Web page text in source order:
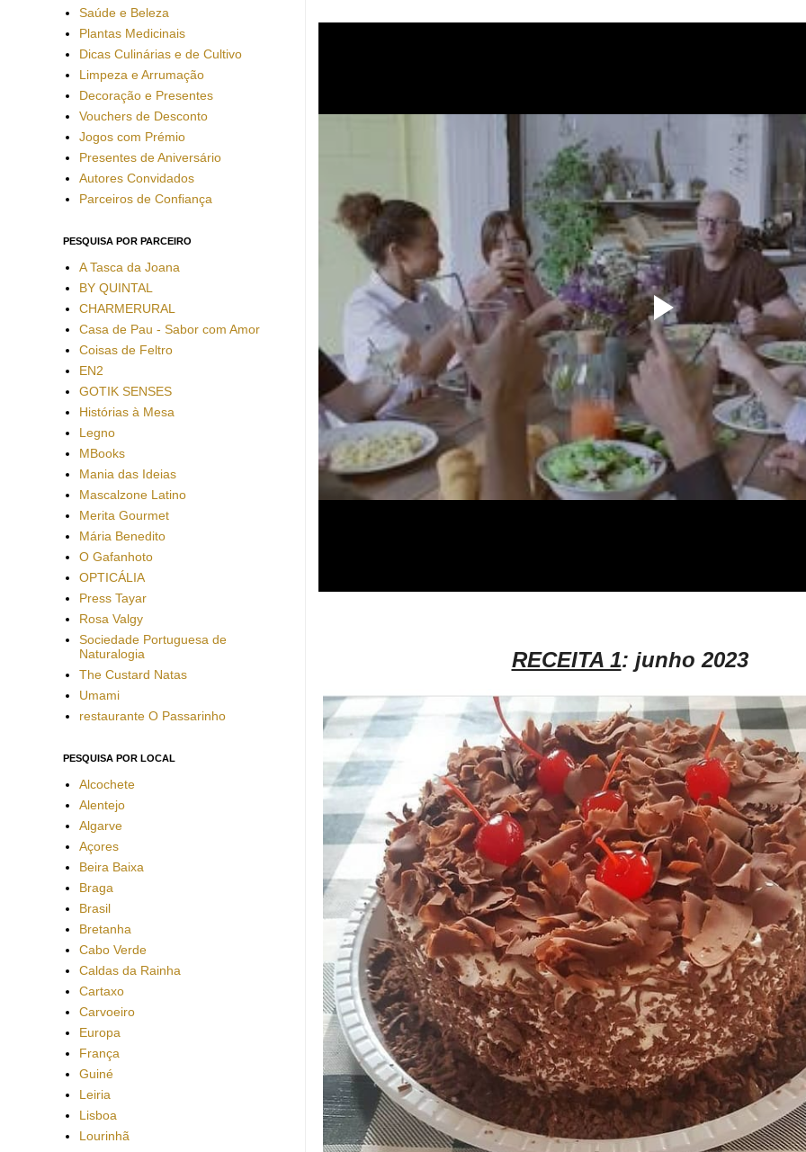
RECEITA 1: junho 2023
Saúde e Beleza
Plantas Medicinais
Dicas Culinárias e de Cultivo
Limpeza e Arrumação
Decoração e Presentes
Vouchers de Desconto
Jogos com Prémio
Presentes de Aniversário
Autores Convidados
Parceiros de Confiança
PESQUISA POR PARCEIRO
A Tasca da Joana
BY QUINTAL
CHARMERURAL
Casa de Pau - Sabor com Amor
Coisas de Feltro
EN2
GOTIK SENSES
Histórias à Mesa
Legno
MBooks
Mania das Ideias
Mascalzone Latino
Merita Gourmet
Mária Benedito
O Gafanhoto
OPTICÁLIA
Press Tayar
Rosa Valgy
Sociedade Portuguesa de
Naturalogia
The Custard Natas
Umami
restaurante O Passarinho
PESQUISA POR LOCAL
Alcochete
Alentejo
Algarve
Açores
Beira Baixa
Braga
Brasil
Bretanha
Cabo Verde
Caldas da Rainha
Cartaxo
Carvoeiro
Europa
França
Guiné
Leiria
Lisboa
Lourinhã